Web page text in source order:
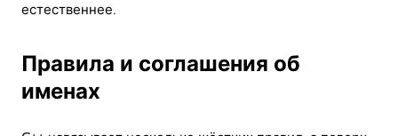
естественнее.
Правила и соглашения об
именах